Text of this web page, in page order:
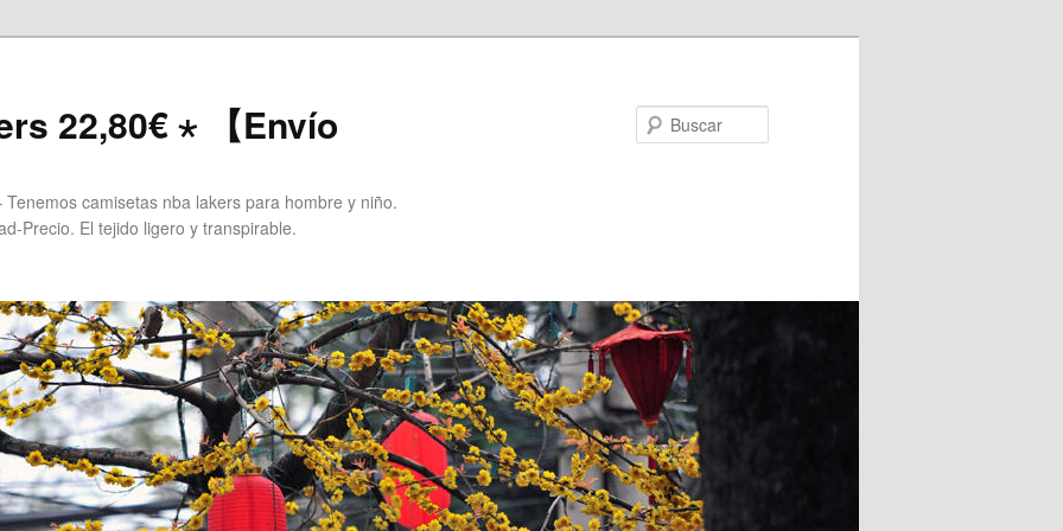
22,80€ ⋆ 【Envío
camisetas nba lakers para hombre y niño.
Precio. El tejido ligero y transpirable.